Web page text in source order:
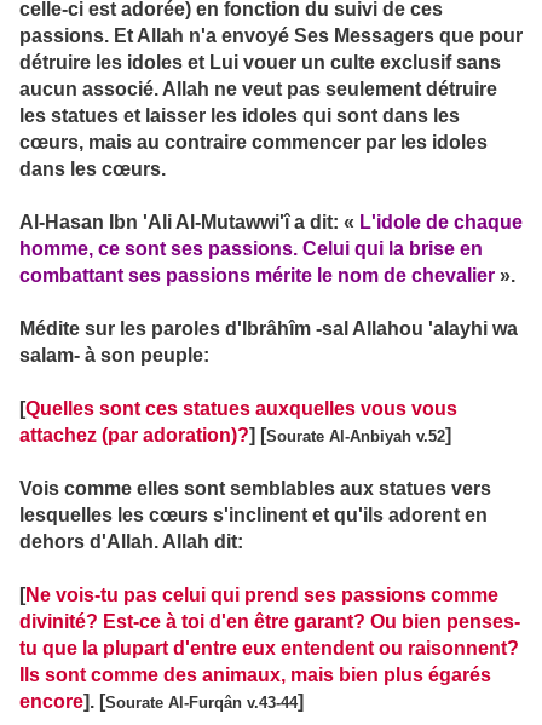
celle-ci est adorée) en fonction du suivi de ces
passions. Et Allah n'a envoyé Ses Messagers que pour
détruire les idoles et Lui vouer un culte exclusif sans
aucun associé. Allah ne veut pas seulement détruire
les statues et laisser les idoles qui sont dans les
cœurs, mais au contraire commencer par les idoles
dans les cœurs.
Al-Hasan Ibn 'Ali Al-Mutawwi'î a dit: « L'idole de chaque
homme, ce sont ses passions. Celui qui la brise en
combattant ses passions mérite le nom de chevalier ».
Médite sur les paroles d'Ibrâhîm -sal Allahou 'alayhi wa
salam- à son peuple:
[Quelles sont ces statues auxquelles vous vous
attachez (par adoration)?] [Sourate Al-Anbiyah v.52]
Vois comme elles sont semblables aux statues vers
lesquelles les cœurs s'inclinent et qu'ils adorent en
dehors d'Allah. Allah dit:
[Ne vois-tu pas celui qui prend ses passions comme
divinité? Est-ce à toi d'en être garant? Ou bien penses-
tu que la plupart d'entre eux entendent ou raisonnent?
Ils sont comme des animaux, mais bien plus égarés
encore]. [Sourate Al-Furqân v.43-44]